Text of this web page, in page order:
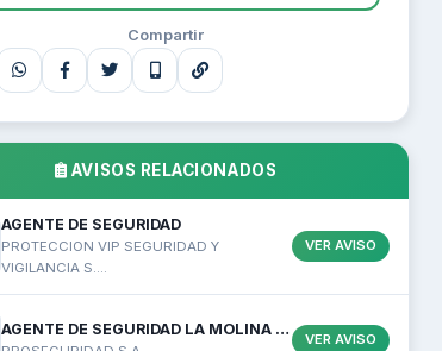
Compartir
AVISOS RELACIONADOS
AGENTE DE SEGURIDAD
PROTECCION VIP SEGURIDAD Y
VIGILANCIA S....
VER AVISO
AGENTE DE SEGURIDAD LA MOLINA PLANILLA C...
VER AVISO